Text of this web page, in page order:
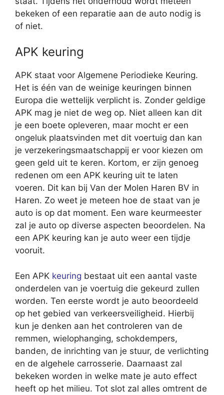
bekeken of een reparatie aan de auto nodig is
of niet.
APK keuring
APK staat voor Algemene Periodieke Keuring.
Het is één van de weinige keuringen binnen
Europa die wettelijk verplicht is. Zonder geldige
APK mag je niet de weg op. Niet alleen kan dit
je een boete opleveren, maar mocht er een
ongeluk plaatsvinden met dit voertuig dan kan
je verzekeringsmaatschappij er voor kiezen om
geen geld uit te keren. Kortom, er zijn genoeg
redenen om een APK keuring uit te laten
voeren. Dit kan bij Van der Molen Haren BV in
Haren. Zo weet je meteen hoe de staat van je
auto is op dat moment. Een ware keurmeester
zal je auto op diverse aspecten beoordelen. Na
een APK keuring kan je auto weer een tijdje
vooruit.
Een APK keuring bestaat uit een aantal vaste
onderdelen van je voertuig die gekeurd zullen
worden. Ten eerste wordt je auto beoordeeld
op het gebied van verkeersveiligheid. Hierbij
kun je denken aan het controleren van de
remmen, wielophanging, schokdempers,
banden, de inrichting van je stuur, de verlichting
en de algehele carrosserie. Daarnaast zal
bekeken worden in welke mate je auto effect
heeft op het milieu. Tot slot zal alles omtrent de